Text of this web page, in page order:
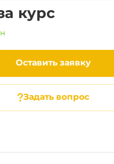
курс
Оставить заявку
Задать вопрос